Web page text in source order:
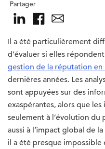
Partager
Il a été particulièrement
d’évaluer si elles
gestion de la réputation en
dernières années. Les
sont appuyées sur des
exaspérantes, alors que
seulement à l’évolution du
aussi à l’impact global de
il a été presque impossible